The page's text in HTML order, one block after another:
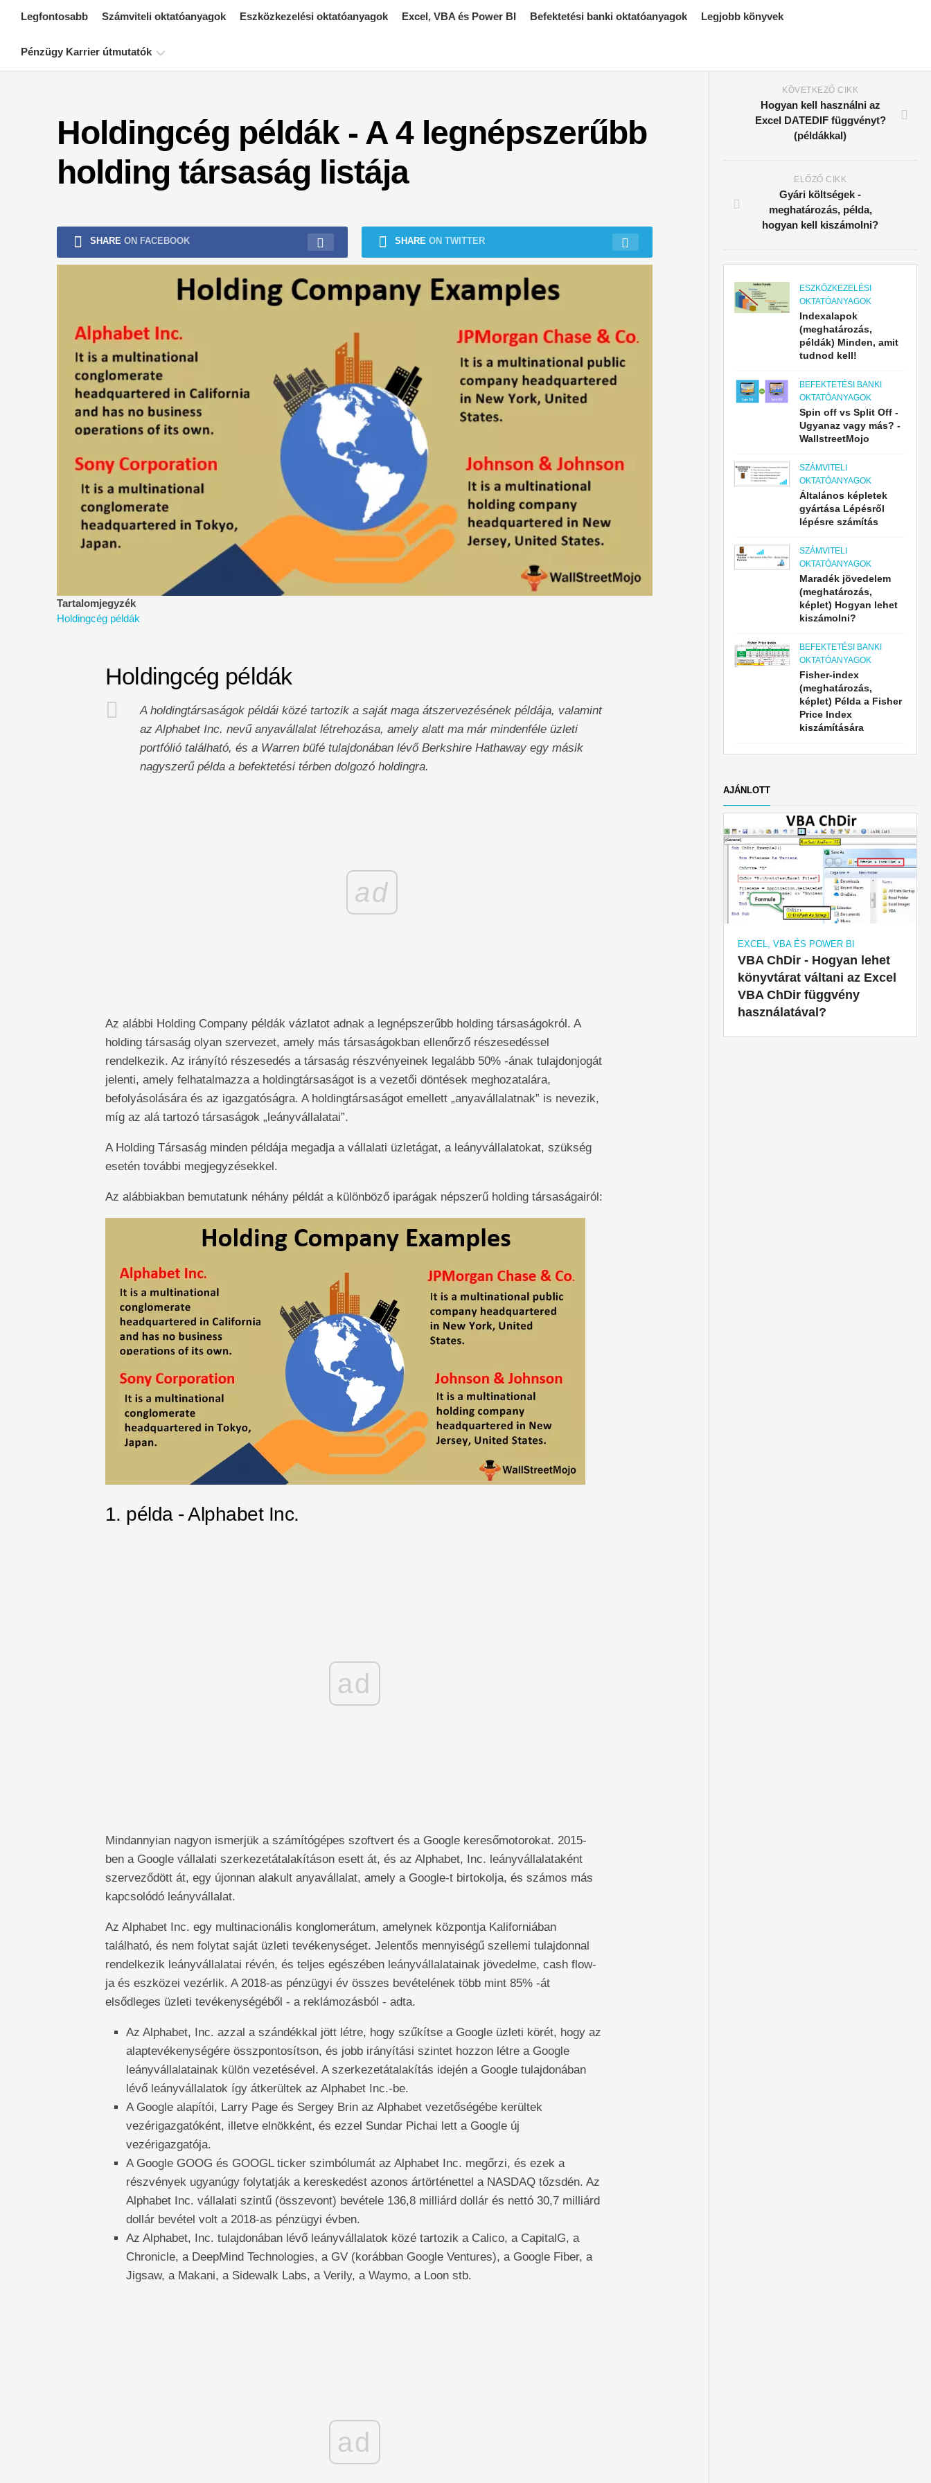
Legfontosabb Számviteli oktatóanyagok Eszközkezelési oktatóanyagok Excel, VBA és Power BI Befektetési banki oktatóanyagok Legjobb könyvek
Pénzügy Karrier útmutatók
források
modellezési
oktatóanyagok
Kockázatkezelési
oktatóanyagok
Holdingcég példák - A 4 legnépszerűbb
holding társaság listája
SHARE ON FACEBOOK SHARE ON TWITTER
Tartalomjegyzék
Holdingcég példák
Holdingcég példák
A holdingtársaságok példái közé tartozik a saját maga átszervezésének példája, valamint
az Alphabet Inc. nevű anyavállalat létrehozása, amely alatt ma már mindenféle üzleti
portfólió található, és a Warren büfé tulajdonában lévő Berkshire Hathaway egy másik
nagyszerű példa a befektetési térben dolgozó holdingra.
ad
Az alábbi Holding Company példák vázlatot adnak a legnépszerűbb holding társaságokról. A
holding társaság olyan szervezet, amely más társaságokban ellenőrző részesedéssel
rendelkezik. Az irányító részesedés a társaság részvényeinek legalább 50% -ának tulajdonjogát
jelenti, amely felhatalmazza a holdingtársaságot is a vezetői döntések meghozatalára,
befolyásolására és az igazgatóságra. A holdingtársaságot emellett „anyavállalatnak” is nevezik,
míg az alá tartozó társaságok „leányvállalatai”.
A Holding Társaság minden példája megadja a vállalati üzletágat, a leányvállalatokat, szükség
esetén további megjegyzésekkel.
Az alábbiakban bemutatunk néhány példát a különböző iparágak népszerű holding társaságairól:
1. példa - Alphabet Inc.
ad
Mindannyian nagyon ismerjük a számítógépes szoftvert és a Google keresőmotorokat. 2015-
ben a Google vállalati szerkezetátalakításon esett át, és az Alphabet, Inc. leányvállalataként
szerveződött át, egy újonnan alakult anyavállalat, amely a Google-t birtokolja, és számos más
kapcsolódó leányvállalat.
Az Alphabet Inc. egy multinacionális konglomerátum, amelynek központja Kaliforniában
található, és nem folytat saját üzleti tevékenységet. Jelentős mennyiségű szellemi tulajdonnal
rendelkezik leányvállalatai révén, és teljes egészében leányvállalatainak jövedelme, cash flow-
ja és eszközei vezérlik. A 2018-as pénzügyi év összes bevételének több mint 85% -át
elsődleges üzleti tevékenységéből - a reklámozásból - adta.
Az Alphabet, Inc. azzal a szándékkal jött létre, hogy szűkítse a Google üzleti körét, hogy az
alaptevékenységére összpontosítson, és jobb irányítási szintet hozzon létre a Google
leányvállalatainak külön vezetésével. A szerkezetátalakítás idején a Google tulajdonában
lévő leányvállalatok így átkerültek az Alphabet Inc.-be.
A Google alapítói, Larry Page és Sergey Brin az Alphabet vezetőségébe kerültek
vezérigazgatóként, illetve elnökként, és ezzel Sundar Pichai lett a Google új
vezérigazgatója.
A Google GOOG és GOOGL ticker szimbólumát az Alphabet Inc. megőrzi, és ezek a
részvények ugyanúgy folytatják a kereskedést azonos ártörténettel a NASDAQ tőzsdén. Az
Alphabet Inc. vállalati szintű (összevont) bevétele 136,8 milliárd dollár és nettó 30,7 milliárd
dollár bevétel volt a 2018-as pénzügyi évben.
Az Alphabet, Inc. tulajdonában lévő leányvállalatok közé tartozik a Calico, a CapitalG, a
Chronicle, a DeepMind Technologies, a GV (korábban Google Ventures), a Google Fiber, a
Jigsaw, a Makani, a Sidewalk Labs, a Verily, a Waymo, a Loon stb.
ad
KÖVETKEZŐ CIKK
Hogyan kell használni az
Excel DATEDIF függvényt?
(példákkal)
ELŐZŐ CIKK
Gyári költségek -
meghatározás, példa,
hogyan kell kiszámolni?
ESZKÖZKEZELÉSI
OKTATÓANYAGOK
Indexalapok
(meghatározás,
példák) Minden, amit
tudnod kell!
BEFEKTETÉSI BANKI
OKTATÓANYAGOK
Spin off vs Split Off -
Ugyanaz vagy más? -
WallstreetMojo
SZÁMVITELI
OKTATÓANYAGOK
Általános képletek
gyártása Lépésről
lépésre számítás
SZÁMVITELI
OKTATÓANYAGOK
Maradék jövedelem
(meghatározás,
képlet) Hogyan lehet
kiszámolni?
BEFEKTETÉSI BANKI
OKTATÓANYAGOK
Fisher-index
(meghatározás,
képlet) Példa a Fisher
Price Index
kiszámítására
AJÁNLOTT
EXCEL, VBA ÉS POWER BI
VBA ChDir - Hogyan lehet
könyvtárat váltani az Excel
VBA ChDir függvény
használatával?